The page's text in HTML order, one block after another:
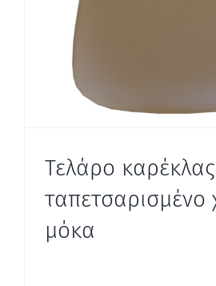
Τελάρο καρέκλας
μόκα